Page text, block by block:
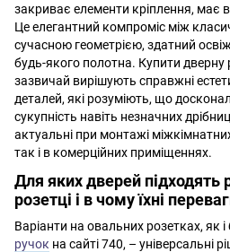
закриває елементи кріплення, має
Це елегантний компроміс між
сучасною геометрією, здатний
будь-якого полотна. Купити дверну
зазвичай вирішують справжні
деталей, які розуміють, що
сукупність навіть незначних
актуальні при монтажі
так і в комерційних приміщеннях.
Для яких дверей підходять
розетці і в чому їхні
Варіанти на овальних розетках, як і
ручок на сайті 740, – універсальні